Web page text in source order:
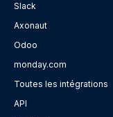
Slack
Axonaut
Odoo
monday.com
Toutes les intégrations
API